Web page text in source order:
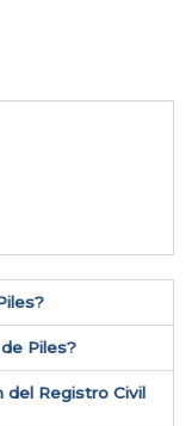
Piles?
del Registro Civil